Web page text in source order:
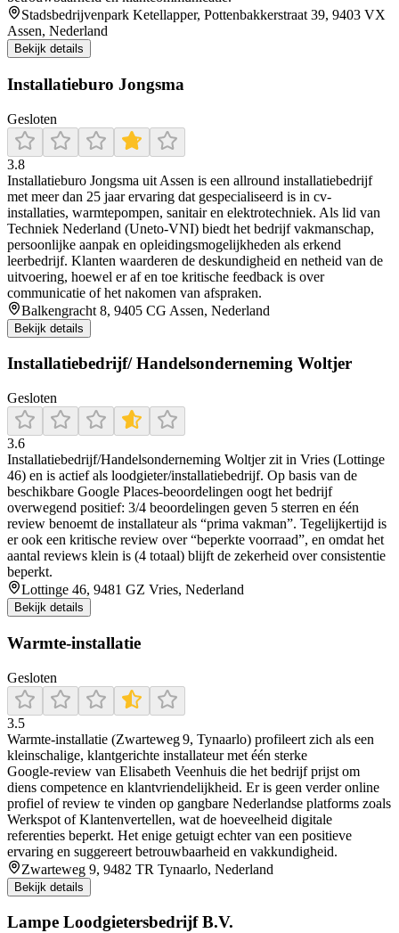
Stadsbedrijvenpark Ketellapper, Pottenbakkerstraat 39, 9403 VX
Assen, Nederland
Bekijk details
Installatieburo Jongsma
Gesloten
3.8
Installatieburo Jongsma uit Assen is een allround installatiebedrijf
met meer dan 25 jaar ervaring dat gespecialiseerd is in cv-
installaties, warmtepompen, sanitair en elektrotechniek. Als lid van
Techniek Nederland (Uneto‑VNI) biedt het bedrijf vakmanschap,
persoonlijke aanpak en opleidingsmogelijkheden als erkend
leerbedrijf. Klanten waarderen de deskundigheid en netheid van de
uitvoering, hoewel er af en toe kritische feedback is over
communicatie of het nakomen van afspraken.
Balkengracht 8, 9405 CG Assen, Nederland
Bekijk details
Installatiebedrijf/ Handelsonderneming Woltjer
Gesloten
3.6
Installatiebedrijf/Handelsonderneming Woltjer zit in Vries (Lottinge
46) en is actief als loodgieter/installatiebedrijf. Op basis van de
beschikbare Google Places-beoordelingen oogt het bedrijf
overwegend positief: 3/4 beoordelingen geven 5 sterren en één
review benoemt de installateur als “prima vakman”. Tegelijkertijd is
er ook een kritische review over “beperkte voorraad”, en omdat het
aantal reviews klein is (4 totaal) blijft de zekerheid over consistentie
beperkt.
Lottinge 46, 9481 GZ Vries, Nederland
Bekijk details
Warmte-installatie
Gesloten
3.5
Warmte‑installatie (Zwarteweg 9, Tynaarlo) profileert zich als een
kleinschalige, klantgerichte installateur met één sterke
Google‑review van Elisabeth Veenhuis die het bedrijf prijst om
diens competence en klantvriendelijkheid. Er is geen verder online
profiel of review te vinden op gangbare Nederlandse platforms zoals
Werkspot of Klantenvertellen, wat de hoeveelheid digitale
referenties beperkt. Het enige getuigt echter van een positieve
ervaring en suggereert betrouwbaarheid en vakkundigheid.
Zwarteweg 9, 9482 TR Tynaarlo, Nederland
Bekijk details
Lampe Loodgietersbedrijf B.V.